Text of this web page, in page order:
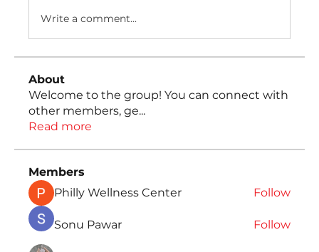
Write a comment...
About
Welcome to the group! You can connect with
other members, ge...
Read more
Members
Philly Wellness Center
Follow
Sonu Pawar Follow